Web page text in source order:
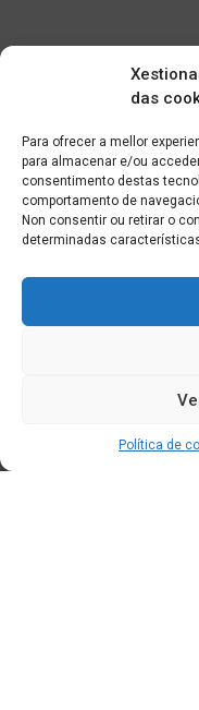
das
Para ofrecer a mellor
para almacenar e/ou
consentimento destas
comportamento de
Non consentir ou retirar o
determinadas
Política de